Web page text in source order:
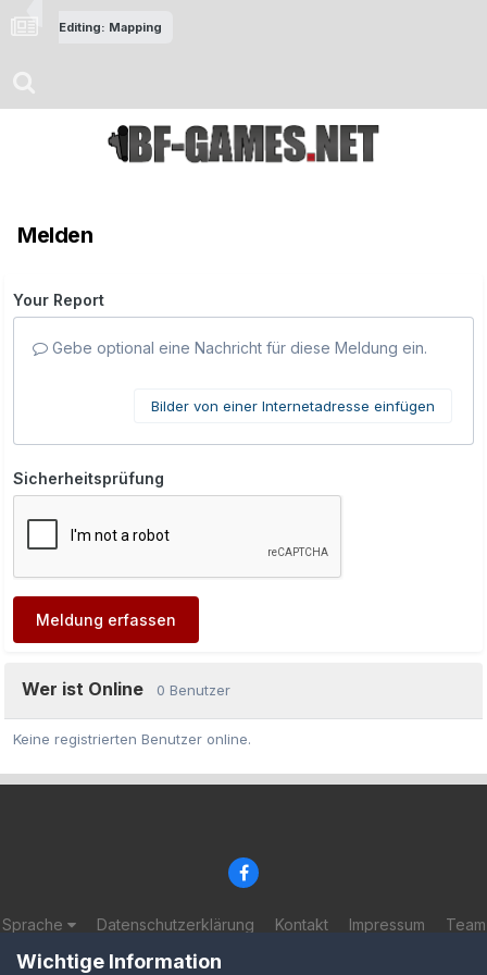
Editing: Mapping
Melden
Your Report
Gebe optional eine Nachricht für diese Meldung ein.
Bilder von einer Internetadresse einfügen
Sicherheitsprüfung
Meldung erfassen
Wer ist Online 0 Benutzer
Keine registrierten Benutzer online.
Sprache Datenschutzerklärung Kontakt Impressum Team
© 2002-2025 BF-Games.net
Powered by Invision Community
Wichtige Information